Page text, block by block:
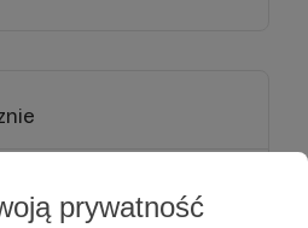
prywatność
na moich